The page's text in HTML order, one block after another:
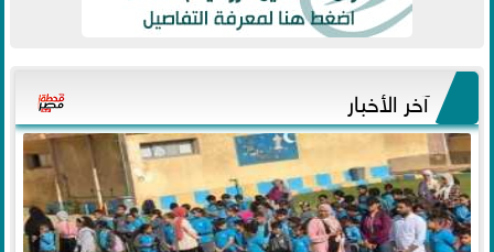
آخر الأخبار